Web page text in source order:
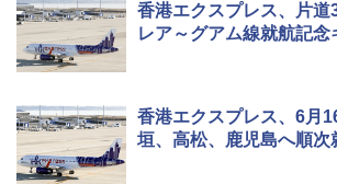
香港エクスプレス、片道
レア～グアム線就航記念
香港エクスプレス、6月
垣、高松、鹿児島へ順次